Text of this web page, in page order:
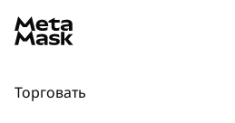
Торговать